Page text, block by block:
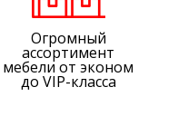
Огромный
ассортимент
мебели от эконом
до VIP-класса